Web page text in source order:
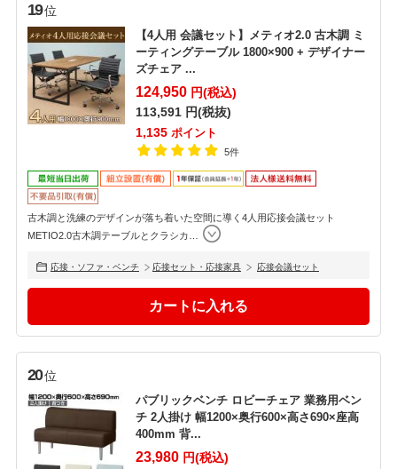
19位
【4人用 会議セット】メティオ2.0 古木調 ミ
ーティングテーブル 1800×900 + デザイナー
ズチェア ...
124,950円(税込)
113,591円(税抜)
1,135 ポイント
5件
古木調と洗練のデザインが落ち着いた空間に導く4人用応接会議セット
METIO2.0古木調テーブルとクラシカ
応接・ソファ・ベンチ 応接セット・応接家具 応接会議セット
20位
パブリックベンチ ロビーチェア 業務用ベン
チ 2人掛け 幅1200×奥行600×高さ690×座高
400mm 背...
23,980円(税込)